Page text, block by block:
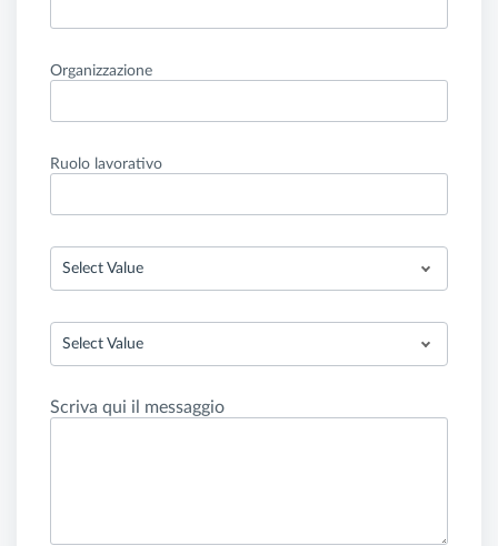
Organizzazione
Ruolo lavorativo
Select Value
Select Value
Scriva qui il messaggio